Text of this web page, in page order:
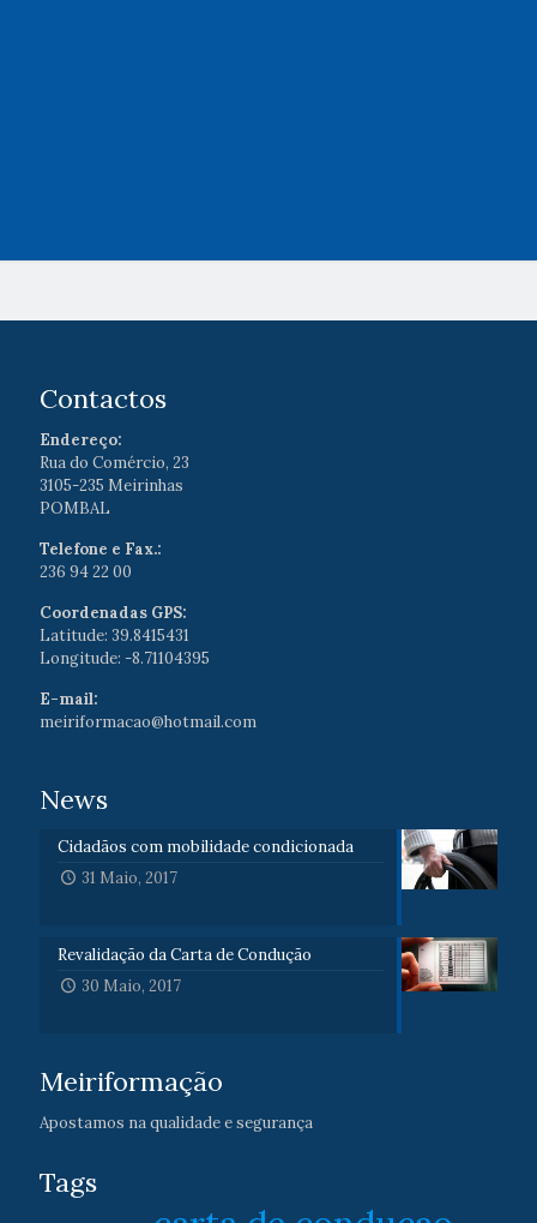
Contactos
Endereço:
Rua do Comércio, 23
3105-235 Meirinhas
POMBAL
Telefone e Fax.:
236 94 22 00
Coordenadas GPS:
Latitude: 39.8415431
Longitude: -8.71104395
E-mail:
meiriformacao@hotmail.com
News
Cidadãos com mobilidade condicionada
31 Maio, 2017
Revalidação da Carta de Condução
30 Maio, 2017
Meiriformação
Apostamos na qualidade e segurança
Tags